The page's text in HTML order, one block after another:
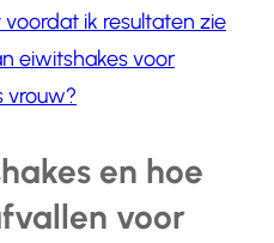
ik resultaten zie
eiwitshakes voor
vrouw?
en hoe
voor